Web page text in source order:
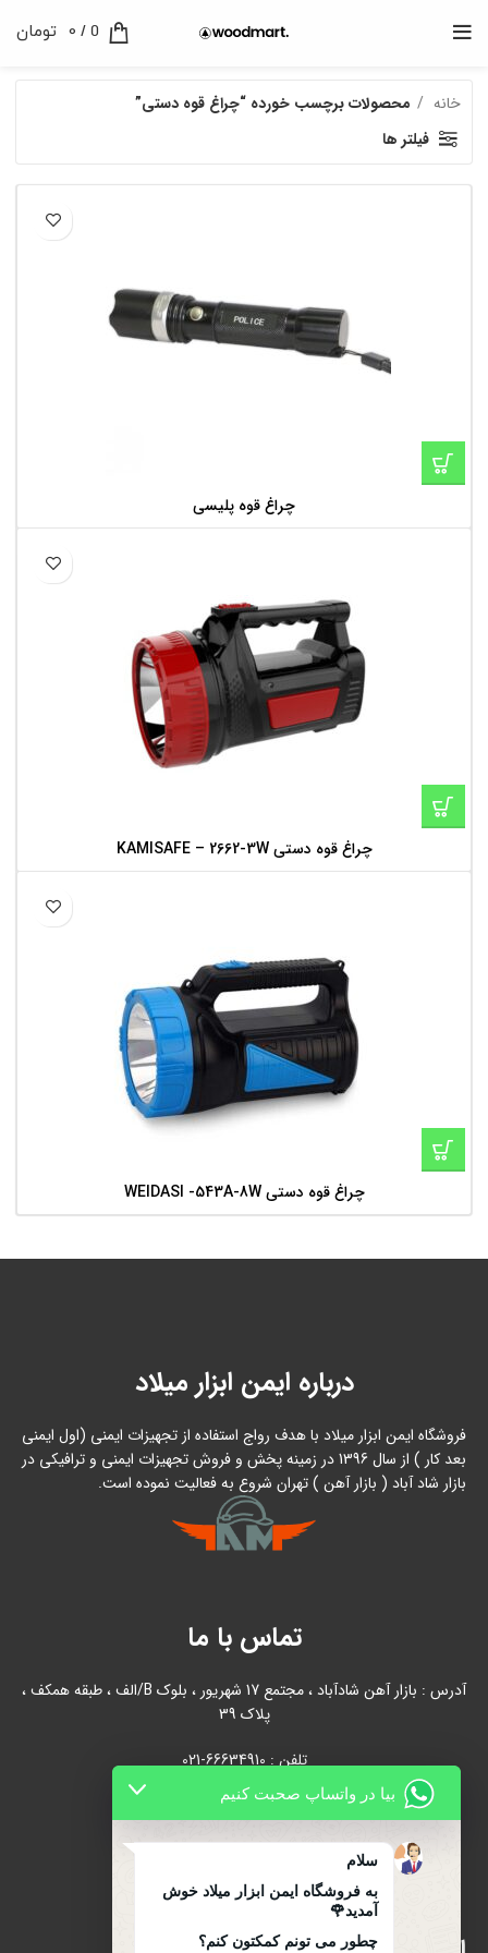
0
/
0 تومان
خانه
محصولات برچسب خورده “چراغ قوه دستی”
فیلتر ها
چراغ قوه پلیسی
چراغ قوه دستی KAMISAFE – 2662-3W
چراغ قوه دستی WEIDASI -543A-8W
درباره ایمن ابزار میلاد
فروشگاه ایمن ابزار میلاد با هدف رواج استفاده از تجهیزات ایمنی (اول ایمنی
بعد کار ) از سال 1396 در زمینه پخش و فروش تجهیزات ایمنی و ترافیکی در
بازار شاد آباد ( بازار آهن ) تهران شروع به فعالیت نموده است.
تماس با ما
آدرس : بازار آهن شادآباد ، مجتمع 17 شهریور ، بلوک B/الف ، طبقه همکف ،
پلاک 39
تلفن : 66634910-021
021-66631684
بیا در واتساپ صحبت کنیم
سلام
به فروشگاه ایمن ابزار میلاد خوش
آمدید🌹
چطور می تونم کمکتون کنم؟